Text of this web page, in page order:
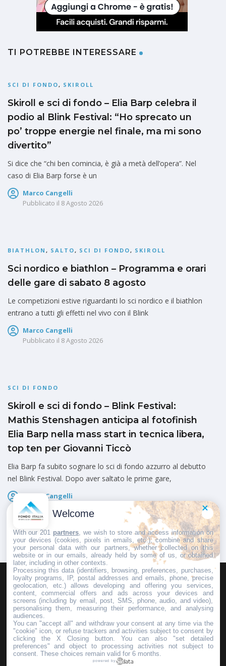
TI POTREBBE INTERESSARE
SCI DI FONDO, SKIROLL
Skiroll e sci di fondo – Elia Barp celebra il
podio al Blink Festival: “Ho sprecato un
po’ troppe energie nel finale, ma mi sono
divertito”
Si dice che “chi ben comincia, è già a metà dell’opera”. Nel
caso di Elia Barp forse è un
Marco Cangelli
Pubblicato il 8 Agosto 2026
BIATHLON , SALTO, SCI DI FONDO, SKIROLL
Sci nordico e biathlon – Programma e orari
delle gare di sabato 8 agosto
Le competizioni estive riguardanti lo sci nordico e il biathlon
entrano a tutti gli effetti nel vivo con il Blink
Marco Cangelli
Pubblicato il 8 Agosto 2026
SCI DI FONDO
Skiroll e sci di fondo – Blink Festival:
Mathis Stenshagen anticipa al fotofinish
Elia Barp nella mass start in tecnica libera,
top ten per Giovanni Ticcò
Elia Barp fa subito sognare lo sci di fondo azzurro al debutto
nel Blink Festival. Dopo aver saltato le prime gare,
Marco Cangelli
Pubblicato il
HOMEPAGEREDAZIONEINVIA UN COMUNICATO STAMPA
PUBBLICITÀSCRIVI AL DIRETTORE
Copyright © 2016 - 2025 ASD Fondo Italia - Partita Iva: IT 03855110049
Welcome
With our 201 partners , we wish to store and access information on
your devices (cookies, pixels in emails, etc.), combine and share
your personal data with our partners, whether collected on this
website or in our emails, already held by some of us, or obtained
later, including in other contexts.
Processing this data (identifiers, browsing, preferences, purchases,
loyalty programs, IP, postal addresses and emails, phone, precise
geolocation, etc.) allows developing and offering you services,
content, commercial offers and ads across your devices and
screens (including by email, post, SMS, phone, audio, and video),
personalising them, measuring their performance, and analysing
audiences.
You can "accept all" and withdraw your consent at any time via the
"cookie" icon, or refuse trackers and activities subject to consent by
clicking the X Closing button. You can also "set detailed
preferences" and object to processing activities not subject to
consent. These choices remain valid for 6 months.
powered by